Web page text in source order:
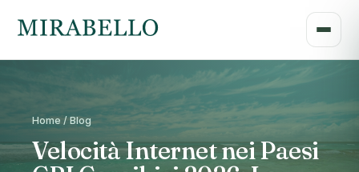
Home / Blog
Velocità Internet nei Paesi